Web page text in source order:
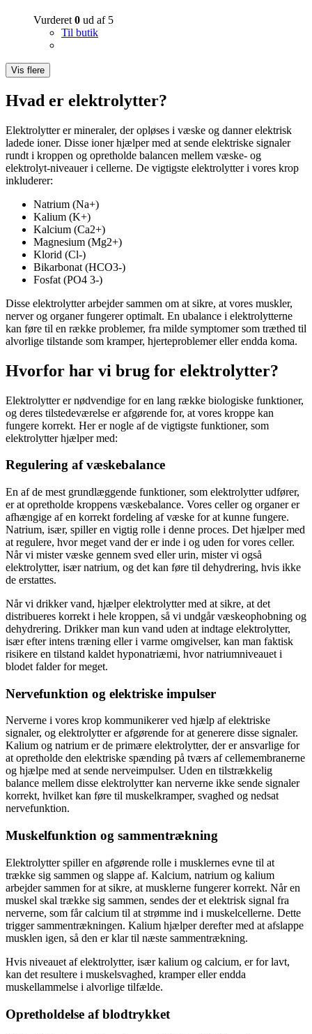
Vurderet 0 ud af 5
Til butik
Vis flere
Hvad er elektrolytter?
Elektrolytter er mineraler, der opløses i væske og danner elektrisk
ladede ioner. Disse ioner hjælper med at sende elektriske signaler
rundt i kroppen og opretholde balancen mellem væske- og
elektrolyt-niveauer i cellerne. De vigtigste elektrolytter i vores krop
inkluderer:
Natrium (Na+)
Kalium (K+)
Kalcium (Ca2+)
Magnesium (Mg2+)
Klorid (Cl-)
Bikarbonat (HCO3-)
Fosfat (PO4 3-)
Disse elektrolytter arbejder sammen om at sikre, at vores muskler,
nerver og organer fungerer optimalt. En ubalance i elektrolytterne
kan føre til en række problemer, fra milde symptomer som træthed til
alvorlige tilstande som kramper, hjerteproblemer eller endda koma.
Hvorfor har vi brug for elektrolytter?
Elektrolytter er nødvendige for en lang række biologiske funktioner,
og deres tilstedeværelse er afgørende for, at vores kroppe kan
fungere korrekt. Her er nogle af de vigtigste funktioner, som
elektrolytter hjælper med:
Regulering af væskebalance
En af de mest grundlæggende funktioner, som elektrolytter udfører,
er at opretholde kroppens væskebalance. Vores celler og organer er
afhængige af en korrekt fordeling af væske for at kunne fungere.
Natrium, især, spiller en vigtig rolle i denne proces. Det hjælper med
at regulere, hvor meget vand der er inde i og uden for vores celler.
Når vi mister væske gennem sved eller urin, mister vi også
elektrolytter, især natrium, og det kan føre til dehydrering, hvis ikke
de erstattes.
Når vi drikker vand, hjælper elektrolytter med at sikre, at det
distribueres korrekt i hele kroppen, så vi undgår væskeophobning og
dehydrering. Drikker man kun vand uden at indtage elektrolytter,
især efter intens træning eller i varme omgivelser, kan man faktisk
risikere en tilstand kaldet hyponatriæmi, hvor natriumniveauet i
blodet falder for meget.
Nervefunktion og elektriske impulser
Nerverne i vores krop kommunikerer ved hjælp af elektriske
signaler, og elektrolytter er afgørende for at generere disse signaler.
Kalium og natrium er de primære elektrolytter, der er ansvarlige for
at opretholde den elektriske spænding på tværs af cellemembranerne
og hjælpe med at sende nerveimpulser. Uden en tilstrækkelig
balance mellem disse elektrolytter kan nerverne ikke sende signaler
korrekt, hvilket kan føre til muskelkramper, svaghed og nedsat
nervefunktion.
Muskelfunktion og sammentrækning
Elektrolytter spiller en afgørende rolle i musklernes evne til at
trække sig sammen og slappe af. Kalcium, natrium og kalium
arbejder sammen for at sikre, at musklerne fungerer korrekt. Når en
muskel skal trække sig sammen, sendes der et elektrisk signal fra
nerverne, som får calcium til at strømme ind i muskelcellerne. Dette
trigger sammentrækningen. Kalium hjælper derefter med at afslappe
musklen igen, så den er klar til næste sammentrækning.
Hvis niveauet af elektrolytter, især kalium og calcium, er for lavt,
kan det resultere i muskelsvaghed, kramper eller endda
muskellammelse i alvorlige tilfælde.
Opretholdelse af blodtrykket